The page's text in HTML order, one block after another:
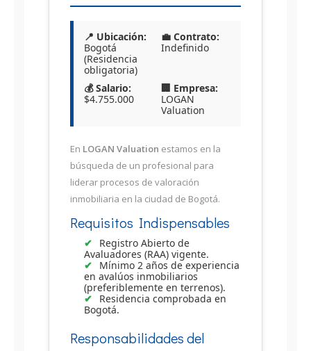
📍 Ubicación:
Bogotá
(Residencia
obligatoria)
💼 Contrato:
Indefinido
💰 Salario:
$4.755.000
🏢 Empresa:
LOGAN
Valuation
En LOGAN Valuation estamos en la
búsqueda de un profesional para
liderar procesos de valoración
inmobiliaria en la ciudad de Bogotá.
Requisitos Indispensables
Registro Abierto de
Avaluadores (RAA) vigente.
Mínimo 2 años de experiencia
en avalúos inmobiliarios
(preferiblemente en terrenos).
Residencia comprobada en
Bogotá.
Responsabilidades del